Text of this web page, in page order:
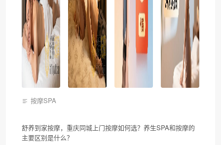
按摩SPA
舒养到家按摩，重庆同城上门按摩如何选？养生SPA和按摩的
主要区别是什么？